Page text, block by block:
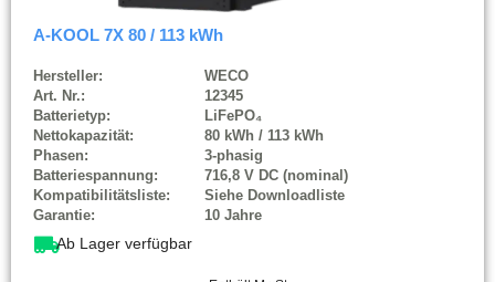
A-KOOL 7X 80 / 113 kWh
Hersteller:
WECO
Art. Nr.:
12345
Batterietyp:
LiFePO₄
Nettokapazität:
80 kWh / 113 kWh
Phasen:
3-phasig
Batteriespannung:
716,8 V DC (nominal)
Kompatibilitätsliste:
Siehe Downloadliste
Garantie:
10 Jahre
Ab Lager verfügbar